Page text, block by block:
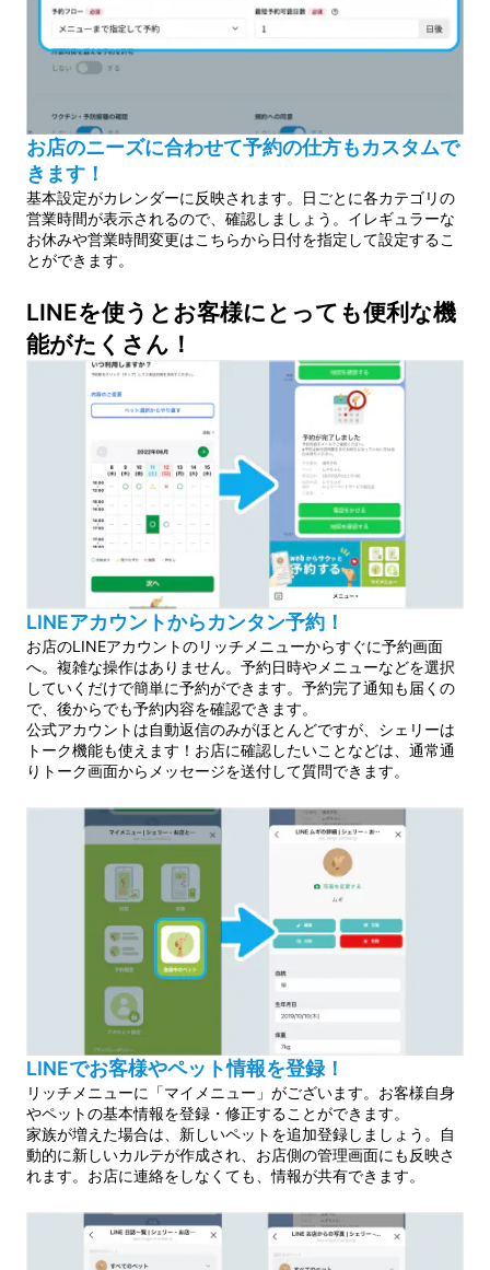
お店のニーズに合わせて予約の仕方もカスタムで
きます！
基本設定がカレンダーに反映されます。日ごとに各カテゴリの
営業時間が表示されるので、確認しましょう。イレギュラーな
お休みや営業時間変更はこちらから日付を指定して設定するこ
とができます。
LINEを使うとお客様にとっても便利な機
能がたくさん！
LINEアカウントからカンタン予約！
お店のLINEアカウントのリッチメニューからすぐに予約画面
へ。複雑な操作はありません。予約日時やメニューなどを選択
していくだけで簡単に予約ができます。予約完了通知も届くの
で、後からでも予約内容を確認できます。
公式アカウントは自動返信のみがほとんどですが、シェリーは
トーク機能も使えます！お店に確認したいことなどは、通常通
りトーク画面からメッセージを送付して質問できます。
LINEでお客様やペット情報を登録！
リッチメニューに「マイメニュー」がございます。お客様自身
やペットの基本情報を登録・修正することができます。
家族が増えた場合は、新しいペットを追加登録しましょう。自
動的に新しいカルテが作成され、お店側の管理画面にも反映さ
れます。お店に連絡をしなくても、情報が共有できます。